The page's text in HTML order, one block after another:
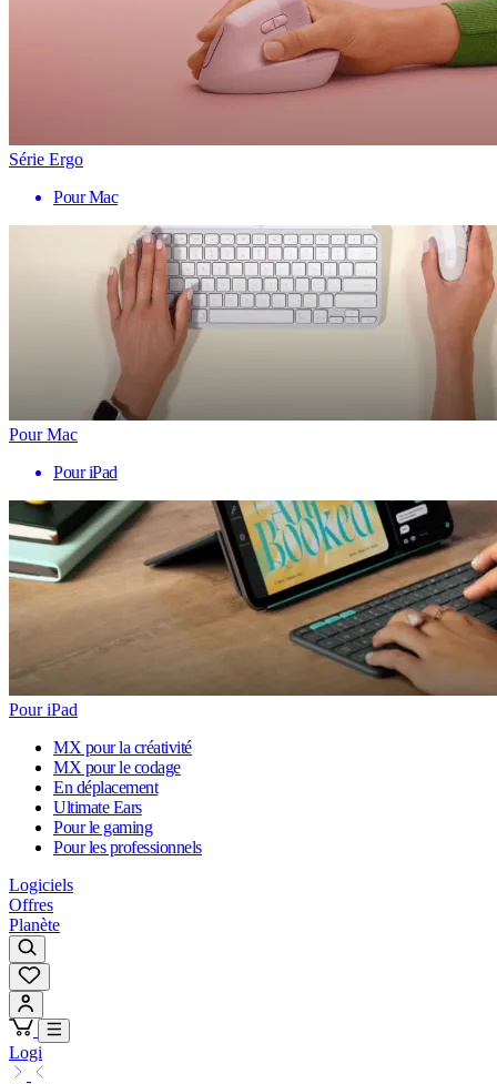
Série Ergo
Pour Mac
Pour Mac
Pour iPad
Pour iPad
MX pour la créativité
MX pour le codage
En déplacement
Ultimate Ears
Pour le gaming
Pour les professionnels
Logiciels
Offres
Planète
Logi